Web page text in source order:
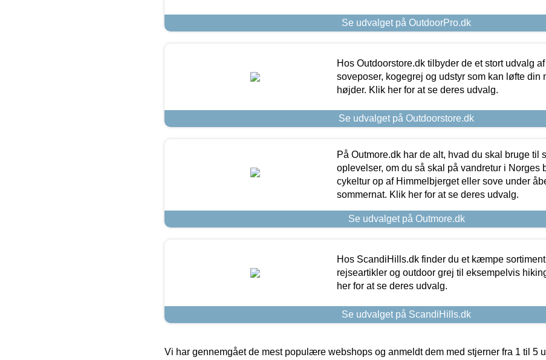
Se udvalget på OutdoorPro.dk
Hos Outdoorstore.dk tilbyder de et stort udvalg
soveposer, kogegrej og udstyr som kan løfte din
højder. Klik her for at se deres udvalg.
Se udvalget på Outdoorstore.dk
På Outmore.dk har de alt, hvad du skal bruge til
oplevelser, om du så skal på vandretur i Norges
cykeltur op af Himmelbjerget eller sove under
sommernat. Klik her for at se deres udvalg.
Se udvalget på Outmore.dk
Hos ScandiHills.dk finder du et kæmpe
rejseartikler og outdoor grej til eksempelvis
her for at se deres udvalg.
Se udvalget på ScandiHills.dk
Vi har gennemgået de mest populære webshops og anmeldt dem med stjerner fra 1 til 5